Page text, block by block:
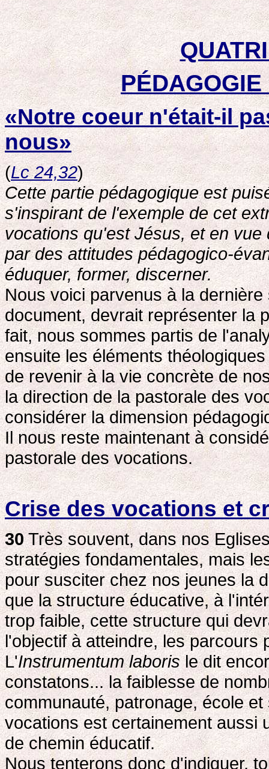
«Notre coeur n'était-il
nous»
(Lc 24,32)
Cette partie pédagogique est
s'inspirant de l'exemple de cet
vocations qu'est Jésus, et en
par des attitudes pédagogico-
éduquer, former, discerner.
Nous voici parvenus à la
document, devrait représenter la
fait, nous sommes partis de
ensuite les éléments
de revenir à la vie concrète de
la direction de la pastorale des
considérer la dimension
Il nous reste maintenant à
pastorale des vocations.
Crise des vocations et
30Très souvent, dans nos
stratégies fondamentales, mais
pour susciter chez nos jeunes la
que la structure éducative, à
trop faible, cette structure qui
l'objectif à atteindre, les parcours
L'Instrumentum laborisle dit
constatons... la faiblesse de
communauté, patronage, école
vocations est certainement aussi
de chemin éducatif.
Nous tenterons donc d'indiquer,